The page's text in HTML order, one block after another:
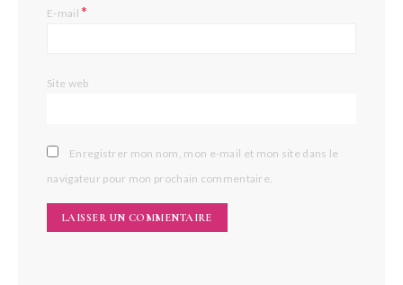
E-mail*
Site web
Enregistrer mon nom, mon e-mail et mon site dans le
navigateur pour mon prochain commentaire.